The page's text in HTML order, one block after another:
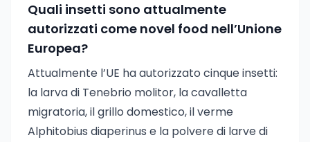
Quali insetti sono attualmente
autorizzati come novel food nell’Unione
Europea?
Attualmente l’UE ha autorizzato cinque insetti:
la larva di Tenebrio molitor, la cavalletta
migratoria, il grillo domestico, il verme
Alphitobius diaperinus e la polvere di larve di